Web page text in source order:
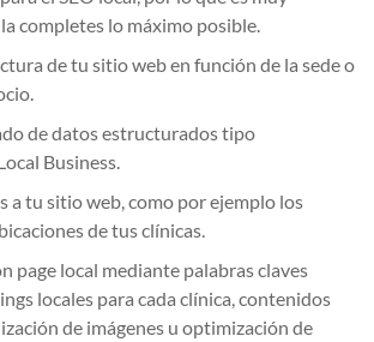
completes lo máximo posible.
de tu sitio web en función de la sede o
de datos estructurados tipo
Business.
a tu sitio web, como por ejemplo los
de tus clínicas.
page local mediante palabras claves
locales para cada clínica, contenidos
de imágenes u optimización de